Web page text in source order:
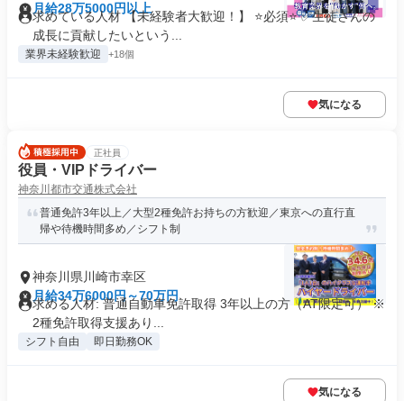
月給28万5000円以上
求めている人材 【未経験者大歓迎！】 ⭐️必須⭐️ ✅生徒さんの
成長に貢献したいという...
業界未経験歓迎 +18個
気になる
正社員
役員・VIPドライバー
神奈川都市交通株式会社
普通免許3年以上／大型2種免許お持ちの方歓迎／東京への直行直
帰や待機時間多め／シフト制
神奈川県川崎市幸区
月給34万6000円～70万円
求める人材: 普通自動車免許取得 3年以上の方（AT限定可） ※
2種免許取得支援あり...
シフト自由 即日勤務OK
気になる